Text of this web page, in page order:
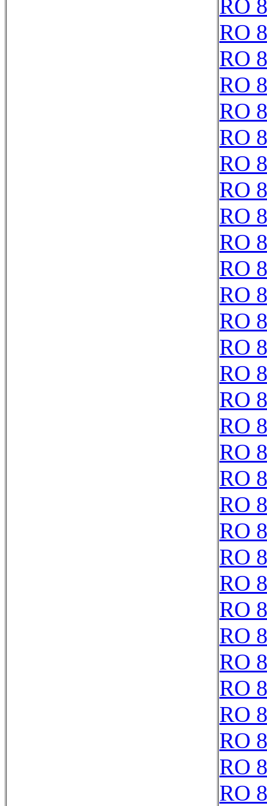
RO
RO
RO
RO
RO
RO
RO
RO
RO
RO
RO
RO
RO
RO
RO
RO
RO
RO
RO
RO
RO
RO
RO
RO
RO
RO
RO
RO
RO
RO
RO